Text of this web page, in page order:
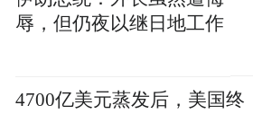
辱，但仍夜以继日地工作
4700亿美元蒸发后，美国终